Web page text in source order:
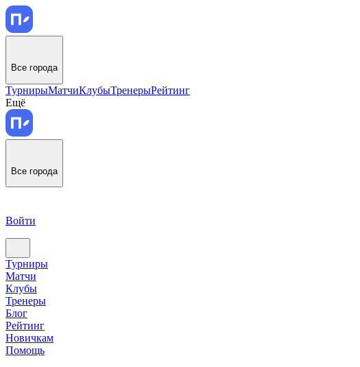
Все города
ТурнирыМатчиКлубыТренерыРейтинг
Ещё
Все города
Войти
Турниры
Матчи
Клубы
Тренеры
Блог
Рейтинг
Новичкам
Помощь